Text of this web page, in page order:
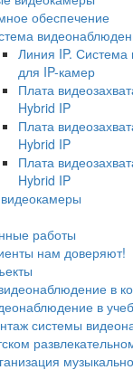
обеспечение
Линия IP.
для IP-камер
Плата
Hybrid IP
Плата
Hybrid IP
Плата
Hybrid IP
работы
нам доверяют!
в
в
системы